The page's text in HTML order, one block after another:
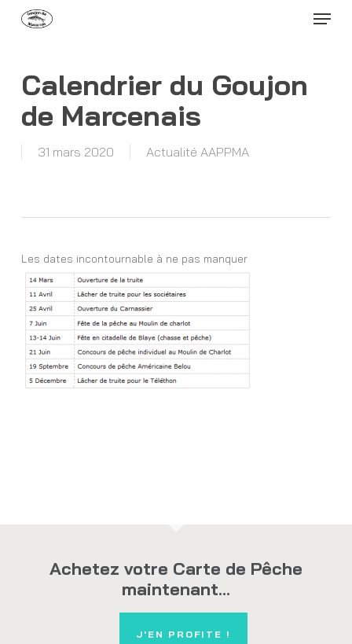
Menu
Calendrier du Goujon
de Marcenais
31 mars 2020 Actualité AAPPMA
Les dates incontournable à ne pas manquer
Achetez votre Carte de Pêche
maintenant...
J'EN PROFITE !